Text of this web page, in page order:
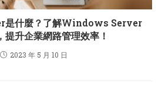
什麼？了解Windows Server
提升企業網路管理效率！
2023 年 5 月 10 日